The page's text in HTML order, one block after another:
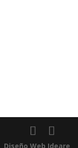
Diseño Web Ideare